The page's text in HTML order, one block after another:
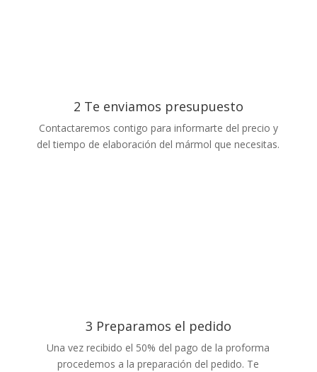
2 Te enviamos presupuesto
Contactaremos contigo para informarte del precio y
del tiempo de elaboración del mármol que necesitas.
3 Preparamos el pedido
Una vez recibido el 50% del pago de la proforma
procedemos a la preparación del pedido. Te